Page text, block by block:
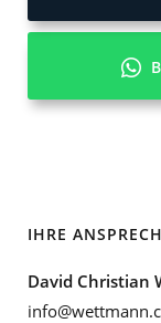
IHRE
David Christian